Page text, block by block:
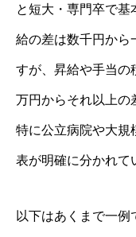
と短大・専門卒で
給の差は数千円から
すが、昇給や手当の
万円からそれ以上の
特に公立病院や大規
表が明確に分かれて
以下はあくまで一